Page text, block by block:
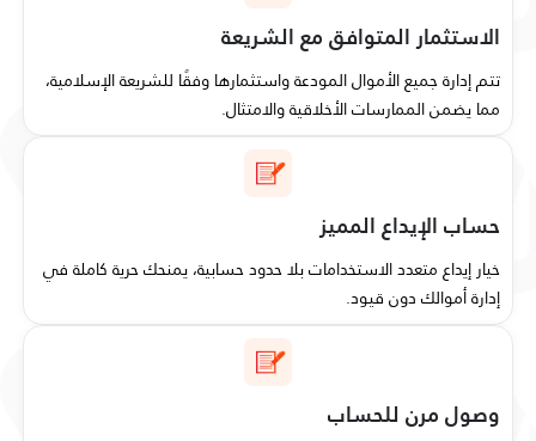
الاستثمار المتوافق مع الشريعة
تتم إدارة جميع الأموال المودعة واستثمارها وفقًا للشريعة الإسلامية،
مما يضمن الممارسات الأخلاقية والامتثال.
حساب الإيداع المميز
خيار إيداع متعدد الاستخدامات بلا حدود حسابية، يمنحك حرية كاملة في
إدارة أموالك دون قيود.
وصول مرن للحساب